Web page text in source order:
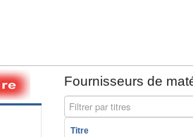
Fournisseurs de
Filtrer par titres
Titre